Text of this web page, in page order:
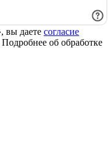
вы даете согласие
об обработке